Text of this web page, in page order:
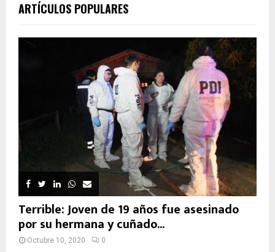
ARTÍCULOS POPULARES
Terrible: Joven de 19 años fue asesinado
por su hermana y cuñado...
Octubre 10, 2020 0